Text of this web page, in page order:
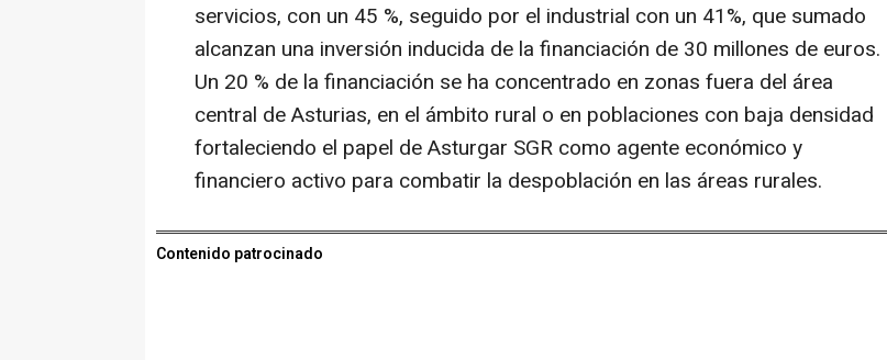
servicios, con un 45 %, seguido por el industrial con un 41%, que sumado
alcanzan una inversión inducida de la financiación de 30 millones de euros.
Un 20 % de la financiación se ha concentrado en zonas fuera del área
central de Asturias, en el ámbito rural o en poblaciones con baja densidad
fortaleciendo el papel de Asturgar SGR como agente económico y
financiero activo para combatir la despoblación en las áreas rurales.
Contenido patrocinado